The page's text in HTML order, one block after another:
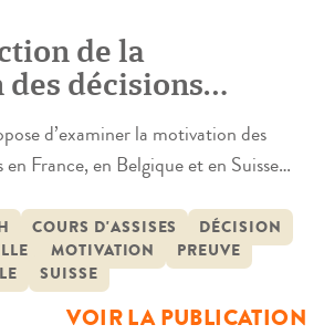
de la
décisions
l’audience: France,
d’examiner la motivation des
France, en Belgique et en Suisse
au long de la procédure. À partir
motivation avec l’audience cette
suivants : que
acquise par […]
COURS D'ASSISES
DÉCISION
MOTIVATION
PREUVE
SUISSE
VOIR LA PUBLICATION